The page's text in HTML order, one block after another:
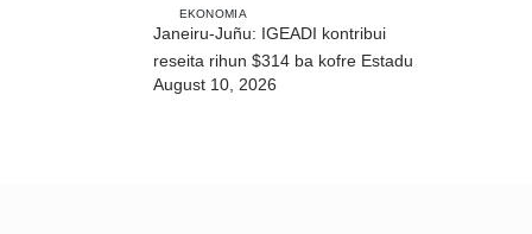
EKONOMIA
Janeiru-Juñu: IGEADI kontribui
reseita rihun $314 ba kofre Estadu
August 10, 2026